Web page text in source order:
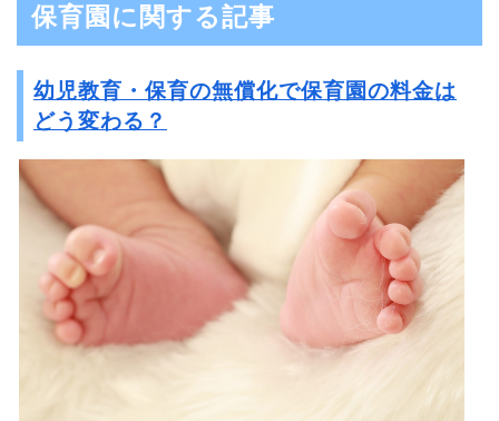
保育園に関する記事
幼児教育・保育の無償化で保育園の料金は
どう変わる？